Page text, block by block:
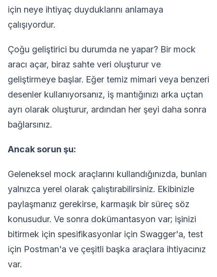
için neye ihtiyaç duyduklarını anlamaya
çalışıyordur.
Çoğu geliştirici bu durumda ne yapar? Bir mock
aracı açar, biraz sahte veri oluşturur ve
geliştirmeye başlar. Eğer temiz mimari veya benzeri
desenler kullanıyorsanız, iş mantığınızı arka uçtan
ayrı olarak oluşturur, ardından her şeyi daha sonra
bağlarsınız.
Ancak sorun şu:
Geleneksel mock araçlarını kullandığınızda, bunları
yalnızca yerel olarak çalıştırabilirsiniz. Ekibinizle
paylaşmanız gerekirse, karmaşık bir süreç söz
konusudur. Ve sonra dokümantasyon var; işinizi
bitirmek için spesifikasyonlar için Swagger'a, test
için Postman'a ve çeşitli başka araçlara ihtiyacınız
var.